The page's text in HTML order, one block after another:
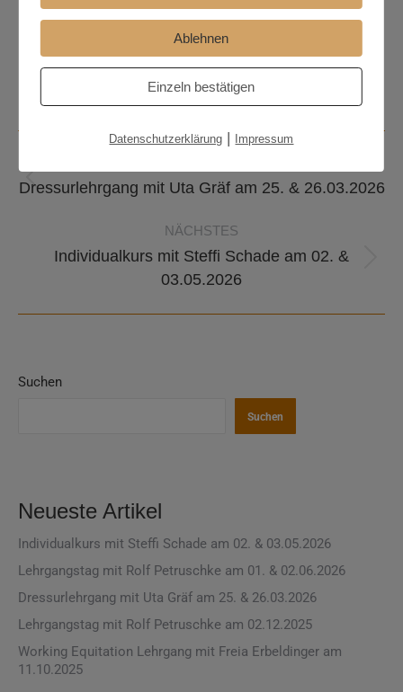
Lehrgänge
25. Februar 2026
Schlagwörter:
Rolf Petruschke
Kommentarnavigation
Vorheriger
Dressurlehrgang mit Uta Gräf am 25. & 26.03.2026
NÄCHSTES
Nächster
Beitrag:
Individualkurs mit Steffi Schade am 02. &
03.05.2026
Suchen
Suchen
Neueste Artikel
Individualkurs mit Steffi Schade am 02. & 03.05.2026
Lehrgangstag mit Rolf Petruschke am 01. & 02.06.2026
Dressurlehrgang mit Uta Gräf am 25. & 26.03.2026
Lehrgangstag mit Rolf Petruschke am 02.12.2025
Working Equitation Lehrgang mit Freia Erbeldinger am
11.10.2025
Ablehnen
Einzeln bestätigen
Datenschutzerklärung | Impressum